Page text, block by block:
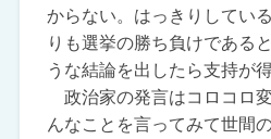
からない。はっきりしてい
りも選挙の勝ち負けである
うな結論を出したら支持が
政治家の発言はコロコロ
んなことを言ってみて世間